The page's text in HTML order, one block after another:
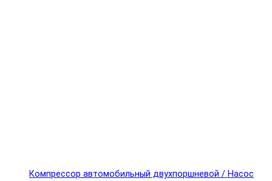
Компрессор автомобильный двухпоршневой / Насос